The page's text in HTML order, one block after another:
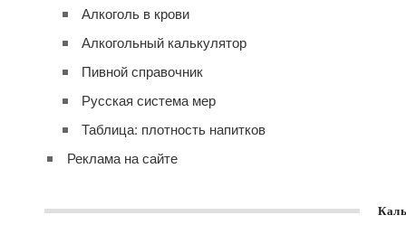
Алкоголь в крови
Алкогольный калькулятор
Пивной справочник
Русская система мер
Таблица: плотность напитков
Реклама на сайте